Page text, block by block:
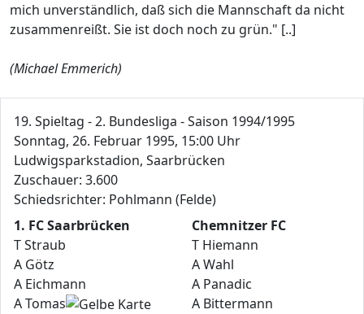
mich unverständlich, daß sich die Mannschaft da nicht
zusammenreißt. Sie ist doch noch zu grün." [..]
(Michael Emmerich)
19. Spieltag - 2. Bundesliga - Saison 1994/1995
Sonntag, 26. Februar 1995, 15:00 Uhr
Ludwigsparkstadion, Saarbrücken
Zuschauer: 3.600
Schiedsrichter: Pohlmann (Felde)
1. FC Saarbrücken
T Straub
A Götz
A Eichmann
A Tomas
Chemnitzer FC
T Hiemann
A Wahl
A Panadic
A Bittermann